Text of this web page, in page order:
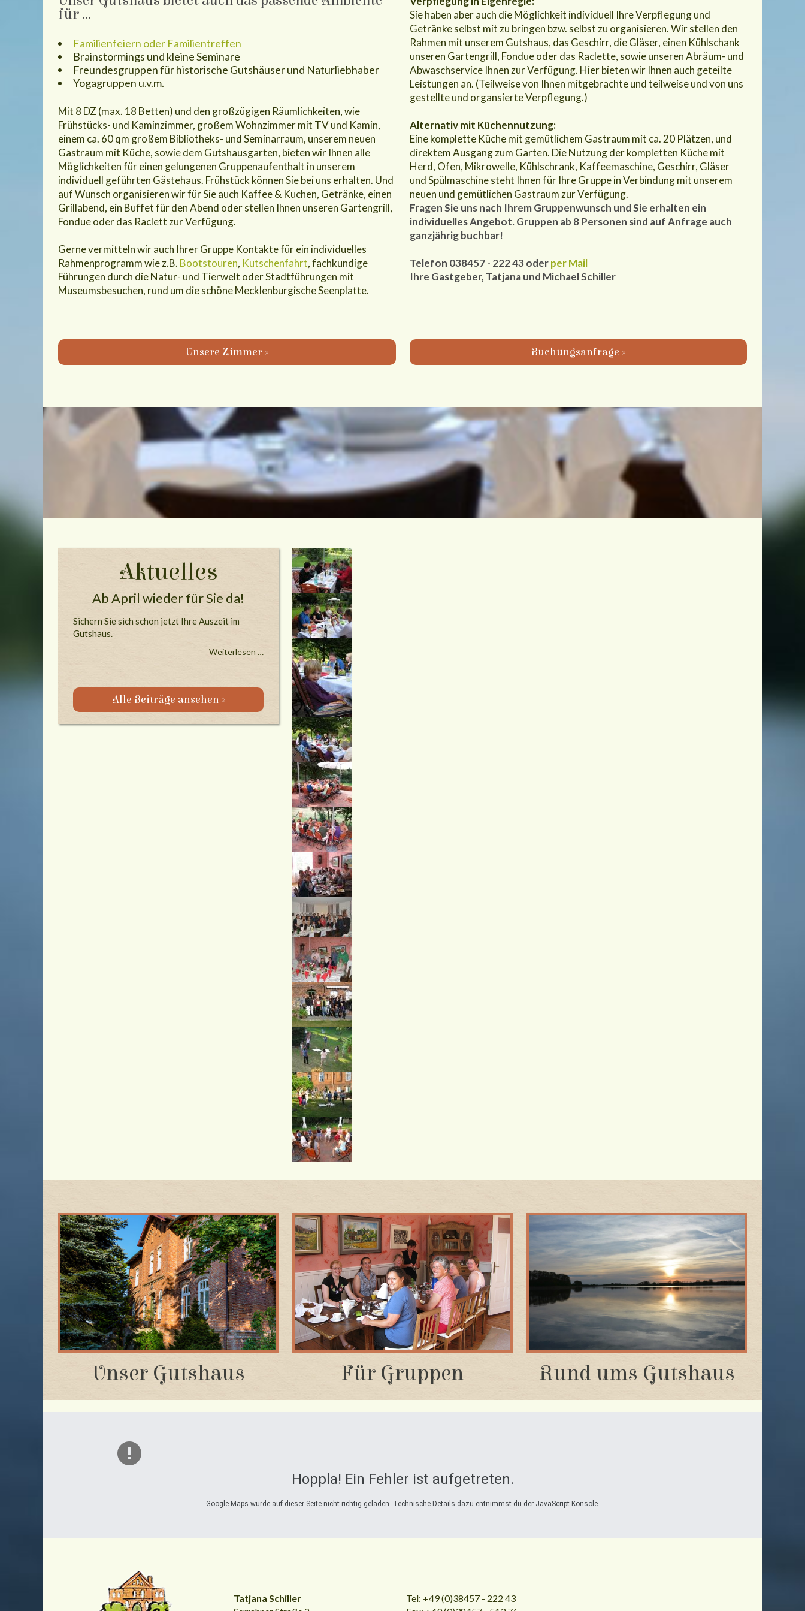
für ...
Familienfeiern oder Familientreffen
Brainstormings und kleine Seminare
Freundesgruppen für historische Gutshäuser und Naturliebhaber
Yogagruppen u.v.m.
Mit 8 DZ (max. 18 Betten) und den großzügigen Räumlichkeiten, wie
Frühstücks- und Kaminzimmer, großem Wohnzimmer mit TV und Kamin,
einem ca. 60 qm großem Bibliotheks- und Seminarraum, unserem neuen
Gastraum mit Küche, sowie dem Gutshausgarten, bieten wir Ihnen alle
Möglichkeiten für einen gelungenen Gruppenaufenthalt in unserem
individuell geführten Gästehaus. Frühstück können Sie bei uns erhalten. Und
auf Wunsch organisieren wir für Sie auch Kaffee & Kuchen, Getränke, einen
Grillabend, ein Buffet für den Abend oder stellen Ihnen unseren Gartengrill,
Fondue oder das Raclett zur Verfügung.
Gerne vermitteln wir auch Ihrer Gruppe Kontakte für ein individuelles
Rahmenprogramm wie z.B. Bootstouren, Kutschenfahrt, fachkundige
Führungen durch die Natur- und Tierwelt oder Stadtführungen mit
Museumsbesuchen, rund um die schöne Mecklenburgische Seenplatte.
Unsere Zimmer »
Sie haben aber auch die Möglichkeit individuell Ihre Verpflegung und
Getränke selbst mit zu bringen bzw. selbst zu organisieren. Wir stellen den
Rahmen mit unserem Gutshaus, das Geschirr, die Gläser, einen Kühlschank
unseren Gartengrill, Fondue oder das Raclette, sowie unseren Abräum- und
Abwaschservice Ihnen zur Verfügung. Hier bieten wir Ihnen auch geteilte
Leistungen an. (Teilweise von Ihnen mitgebrachte und teilweise und von uns
gestellte und organsierte Verpflegung.)
Alternativ mit Küchennutzung:
Eine komplette Küche mit gemütlichem Gastraum mit ca. 20 Plätzen, und
direktem Ausgang zum Garten. Die Nutzung der kompletten Küche mit
Herd, Ofen, Mikrowelle, Kühlschrank, Kaffeemaschine, Geschirr, Gläser
und Spülmaschine steht Ihnen für Ihre Gruppe in Verbindung mit unserem
neuen und gemütlichen Gastraum zur Verfügung.
Fragen Sie uns nach Ihrem Gruppenwunsch und Sie erhalten ein
individuelles Angebot. Gruppen ab 8 Personen sind auf Anfrage auch
ganzjährig buchbar!
Telefon 038457 - 222 43 oderper Mail
Ihre Gastgeber, Tatjana und Michael Schiller
Buchungsanfrage »
Aktuelles
Ab April wieder für Sie da!
Sichern Sie sich schon jetzt Ihre Auszeit im
Gutshaus.
Weiterlesen …
Alle Beiträge ansehen »
Unser Gutshaus Für Gruppen Rund ums Gutshaus
Hoppla! Ein Fehler ist aufgetreten.
Google Maps wurde auf dieser Seite nicht richtig geladen. Technische Details dazu entnimmst du der JavaScript-Konsole.
Tatjana Schiller
Tel: +49 (0)38457 - 222 43